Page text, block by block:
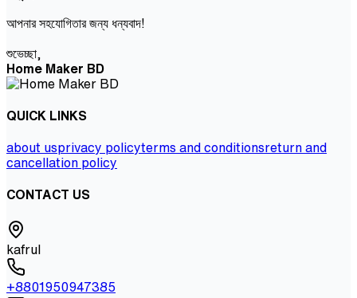
আপনার সহযোগিতার জন্য ধন্যবাদ!
শুভেচ্ছা,
Home Maker BD
QUICK LINKS
about usprivacy policyterms and conditionsreturn and
cancellation policy
CONTACT US
kafrul
+8801950947385